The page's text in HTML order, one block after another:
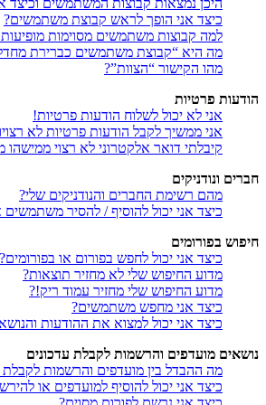
כיצד אני הופך לראש קבוצת משתמשים?
למה קבוצות משתמשים מסוימות
מה היא “קבוצת משתמשים כברירת
מהו הקישור “הצוות”?
הודעות פרטיות
אני לא יכול לשלוח הודעות פרטיות!
אני ממשיך לקבל הודעות פרטיות לא
קיבלתי דואר אלקטרוני לא רצוי ממישהו
חברים ונודניקים
מהם רשימת החברים והנודניקים שלי?
כיצד אני יכול להוסיף / להסיר
חיפוש בפורומים
כיצד אני יכול לחפש בפורום או בפורומים?
מדוע החיפוש שלי לא מחזיר תוצאות?
מדוע החיפוש שלי מחזיר עמוד ריק!?
כיצד אני מחפש משתמשים?
כיצד אני יכול למצוא את ההודעות
נושאים מועדפים והרשמות לקבלת עדכונים
מה ההבדל בין מועדפים והרשמות לקבלת
כיצד אני יכול להוסיף למועדפים או